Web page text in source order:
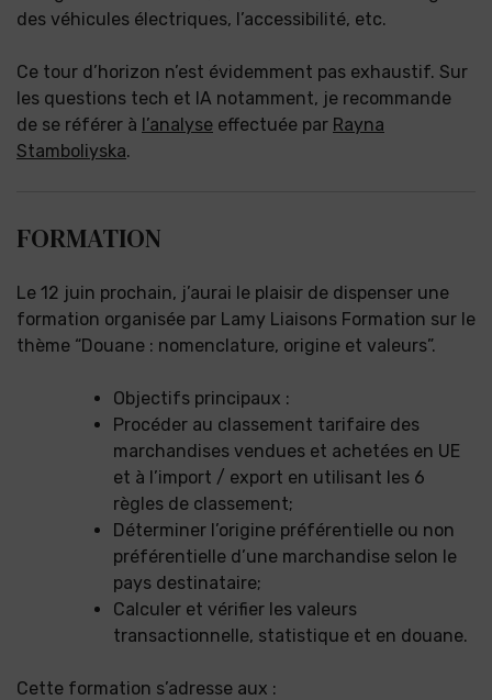
des véhicules électriques, l’accessibilité, etc.
Ce tour d’horizon n’est évidemment pas exhaustif. Sur
les questions tech et IA notamment, je recommande
de se référer à l’analyse effectuée par Rayna
Stamboliyska.
FORMATION
Le 12 juin prochain, j’aurai le plaisir de dispenser une
formation organisée par Lamy Liaisons Formation sur le
thème “Douane : nomenclature, origine et valeurs”.
Objectifs principaux :
Procéder au classement tarifaire des
marchandises vendues et achetées en UE
et à l’import / export en utilisant les 6
règles de classement;
Déterminer l’origine préférentielle ou non
préférentielle d’une marchandise selon le
pays destinataire;
Calculer et vérifier les valeurs
transactionnelle, statistique et en douane.
Cette formation s’adresse aux :